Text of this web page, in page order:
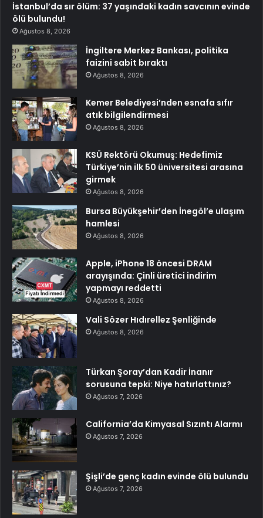
İstanbul’da sır ölüm: 37 yaşındaki kadın savcının evinde
ölü bulundu!
Ağustos 8, 2026
İngiltere Merkez Bankası, politika
faizini sabit bıraktı
Ağustos 8, 2026
Kemer Belediyesi’nden esnafa sıfır
atık bilgilendirmesi
Ağustos 8, 2026
KSÜ Rektörü Okumuş: Hedefimiz
Türkiye’nin ilk 50 üniversitesi arasına
girmek
Ağustos 8, 2026
Bursa Büyükşehir’den İnegöl’e ulaşım
hamlesi
Ağustos 8, 2026
Apple, iPhone 18 öncesi DRAM
arayışında: Çinli üretici indirim
yapmayı reddetti
Ağustos 8, 2026
Vali Sözer Hıdırellez Şenliğinde
Ağustos 8, 2026
Türkan Şoray’dan Kadir İnanır
sorusuna tepki: Niye hatırlattınız?
Ağustos 7, 2026
California’da Kimyasal Sızıntı Alarmı
Ağustos 7, 2026
Şişli’de genç kadın evinde ölü bulundu
Ağustos 7, 2026